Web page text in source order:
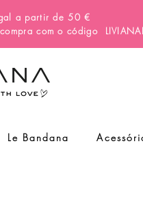
a partir de 50 €
com o código
Le Bandana